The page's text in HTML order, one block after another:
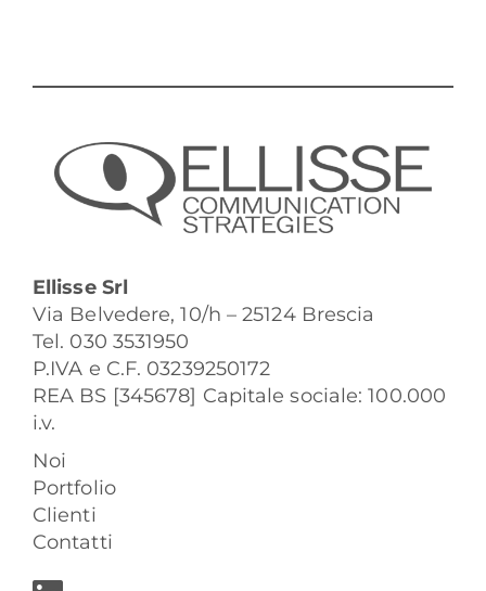
Ellisse Srl
Via Belvedere, 10/h – 25124 Brescia
Tel. 030 3531950
P.IVA e C.F. 03239250172
REA BS [345678] Capitale sociale: 100.000
i.v.
Noi
Portfolio
Clienti
Contatti